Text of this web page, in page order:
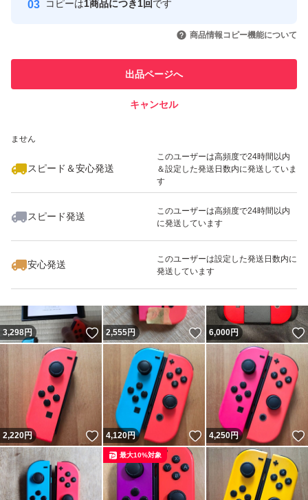
引を完了させた実績があります
での取引実績があります
ません
スピード＆安心発送
このユーザーは高頻度で24時間以内
＆設定した発送日数内に発送していま
す
スピード発送
このユーザーは高頻度で24時間以内
に発送しています
安心発送
このユーザーは設定した発送日数内に
発送しています
コピーは1商品につき1回です
商品情報コピー機能について
出品ページへ
キャンセル
いいね！
3,600
3,298円 いいね！
2,555円 いいね！
6,000円
2,220円 いいね！
4,120円 いいね！
4,250円
最大10%対象